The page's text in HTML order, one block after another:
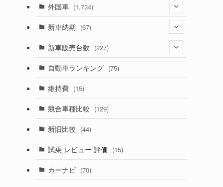
(1,321)
(329)
(525)
(357)
(328)
(194)
(230)
(253)
外国車 (1,734)
(188)
(242)
(85)
(84)
(14)
(222)
(50)
(58)
新車納期 (67)
(28)
(8)
(3)
(3)
(5)
(1)
新車販売台数 (227)
(21)
(5)
(7)
(5)
自動車ランキング (75)
維持費 (15)
競合車種比較 (129)
新旧比較 (44)
試乗 レビュー 評価 (15)
カーナビ (70)